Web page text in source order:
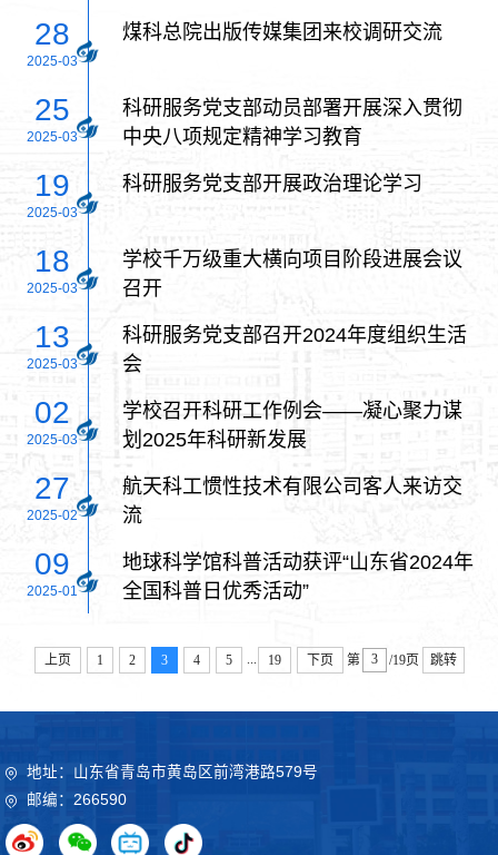
28
2025-03
煤科总院出版传媒集团来校调研交流
25
2025-03
科研服务党支部动员部署开展深入贯彻
中央八项规定精神学习教育
19
2025-03
科研服务党支部开展政治理论学习
18
2025-03
学校千万级重大横向项目阶段进展会议
召开
13
2025-03
科研服务党支部召开2024年度组织生活
会
02
2025-03
学校召开科研工作例会——凝心聚力谋
划2025年科研新发展
27
2025-02
航天科工惯性技术有限公司客人来访交
流
09
2025-01
地球科学馆科普活动获评“山东省2024年
全国科普日优秀活动”
上页 1 2 3 4 5 19 下页 第 /19页 跳转
地址：山东省青岛市黄岛区前湾港路579号
邮编：266590